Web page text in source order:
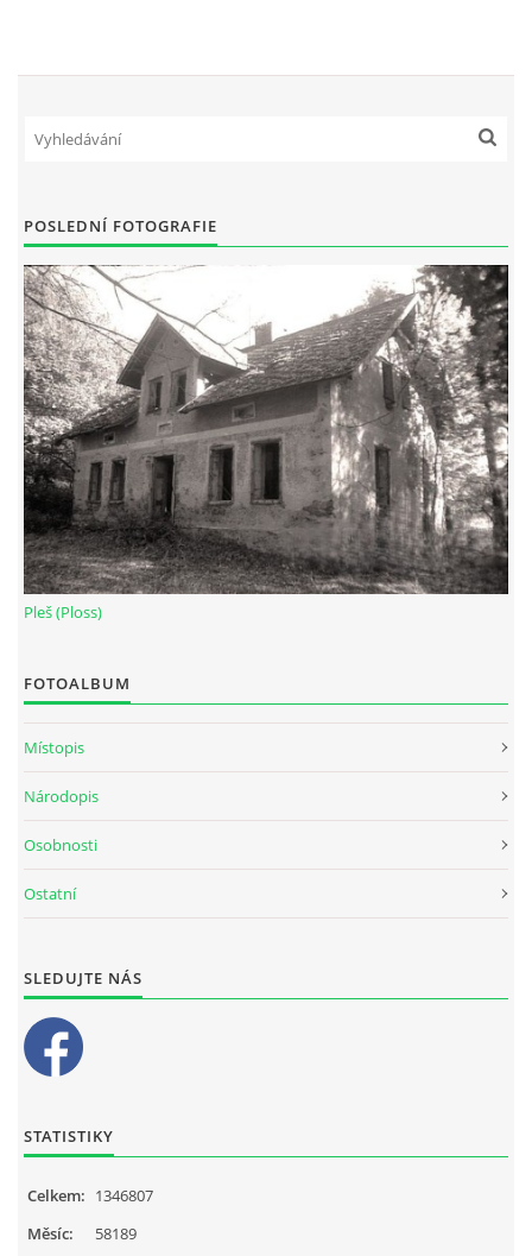
POSLEDNÍ FOTOGRAFIE
Pleš (Ploss)
FOTOALBUM
Místopis
Národopis
Osobnosti
Ostatní
SLEDUJTE NÁS
STATISTIKY
Celkem: 1346807
Měsíc:
58189